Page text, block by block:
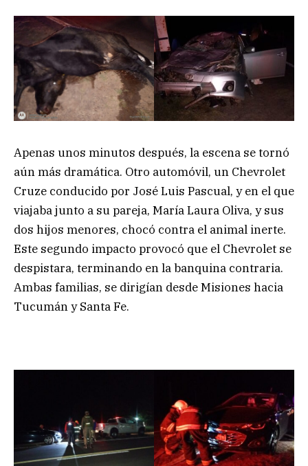
Apenas unos minutos después, la escena se tornó
aún más dramática. Otro automóvil, un Chevrolet
Cruze conducido por José Luis Pascual, y en el que
viajaba junto a su pareja, María Laura Oliva, y sus
dos hijos menores, chocó contra el animal inerte.
Este segundo impacto provocó que el Chevrolet se
despistara, terminando en la banquina contraria.
Ambas familias, se dirigían desde Misiones hacia
Tucumán y Santa Fe.